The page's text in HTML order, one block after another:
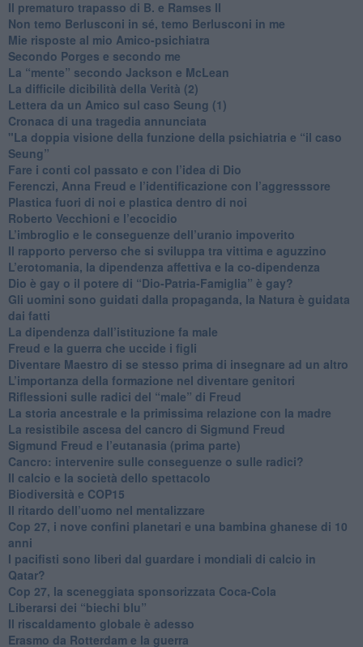
​Il prematuro trapasso di B. e Ramses II
​Non temo Berlusconi in sé, temo Berlusconi in me
​Mie risposte al mio Amico-psichiatra
​Secondo Porges e secondo me
​La “mente” secondo Jackson e McLean
La difficile dicibilità della Verità (2)
​Lettera da un Amico sul caso Seung (1)
​Cronaca di una tragedia annunciata
"​La doppia visione della funzione della psichiatria e “il caso
Seung”
​Fare i conti col passato e con l’idea di Dio
​Ferenczi, Anna Freud e l’identificazione con l’aggresssore
Plastica fuori di noi e plastica dentro di noi
​Roberto Vecchioni e l’ecocidio
​L’imbroglio e le conseguenze dell’uranio impoverito
​Il rapporto perverso che si sviluppa tra vittima e aguzzino
L’erotomania, la dipendenza affettiva e la co-dipendenza
​Dio è gay o il potere di “Dio-Patria-Famiglia” è gay?
​Gli uomini sono guidati dalla propaganda, la Natura è guidata
dai fatti
La dipendenza dall’istituzione fa male
​Freud e la guerra che uccide i figli
​Diventare Maestro di se stesso prima di insegnare ad un altro
L’importanza della formazione nel diventare genitori
Riflessioni sulle radici del “male” di Freud
​La storia ancestrale e la primissima relazione con la madre
​La resistibile ascesa del cancro di Sigmund Freud
Sigmund Freud e l’eutanasia (prima parte)
Cancro: intervenire sulle conseguenze o sulle radici?
​Il calcio e la società dello spettacolo
Biodiversità e COP15
​Il ritardo dell’uomo nel mentalizzare
​Cop 27, i nove confini planetari e una bambina ghanese di 10
anni
​I pacifisti sono liberi dal guardare i mondiali di calcio in
Qatar?
​Cop 27, la sceneggiata sponsorizzata Coca-Cola
​Liberarsi dei “biechi blu”
Il riscaldamento globale è adesso
​Erasmo da Rotterdam e la guerra